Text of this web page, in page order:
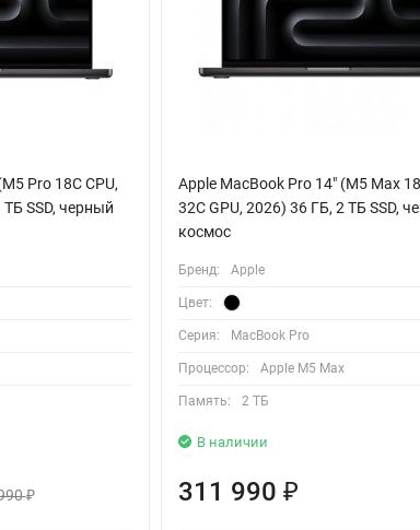
и слот для карт памяти SDXC покрывают все
Pro 18C CPU,
SSD, черный
₽
Apple MacBook Pro 14" (M5 Max
32C GPU, 2026) 36 ГБ, 2 ТБ SSD,
космос
Бренд: Apple
Цвет:
Серия: MacBook Pro
Процессор: Apple M5 Max
Память: 2 ТБ
В наличии
311 990₽